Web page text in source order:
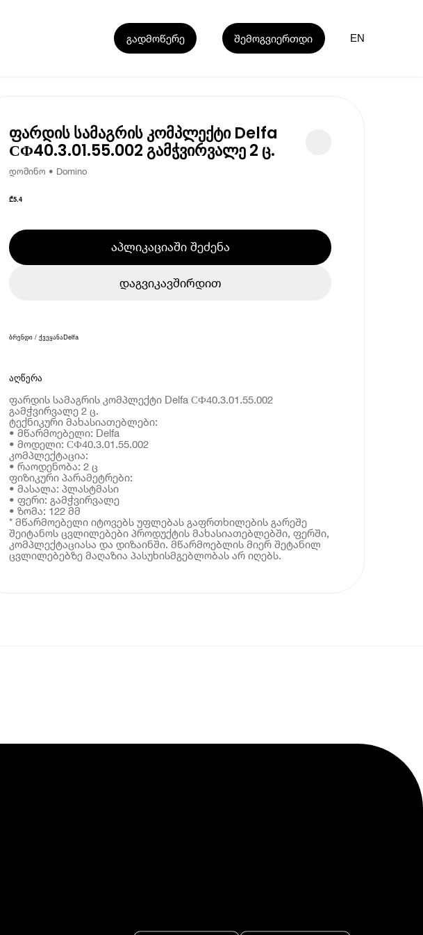
გადმოწერე შემოგვიერთდი EN
ფარდის სამაგრის კომპლექტი Delfa
СФ40.3.01.55.002 გამჭვირვალე 2 ც.
დომინო • Domino
₾5.4
აპლიკაციაში შეძენა
დაგვიკავშირდით
ბრენდი / ქვეყანაDelfa
აღწერა
ფარდის სამაგრის კომპლექტი Delfa СФ40.3.01.55.002
გამჭვირვალე 2 ც.
ტექნიკური მახასიათებლები:
• მწარმოებელი: Delfa
• მოდელი: СФ40.3.01.55.002
კომპლექტაცია:
• რაოდენობა: 2 ც
ფიზიკური პარამეტრები:
• მასალა: პლასტმასი
• ფერი: გამჭვირვალე
• ზომა: 122 მმ
* მწარმოებელი იტოვებს უფლებას გაფრთხილების გარეშე
შეიტანოს ცვლილებები პროდუქტის მახასიათებლებში, ფერში,
კომპლექტაციასა და დიზაინში. მწარმოებლის მიერ შეტანილ
ცვლილებებზე მაღაზია პასუხისმგებლობას არ იღებს.